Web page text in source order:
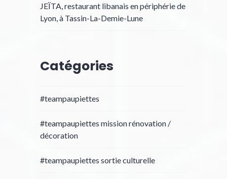
JEÏTA, restaurant libanais en périphérie de
Lyon, à Tassin-La-Demie-Lune
Catégories
#teampaupiettes
#teampaupiettes mission rénovation /
décoration
#teampaupiettes sortie culturelle